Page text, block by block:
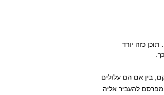
כזה יורד
בין אם הם עלולים
להעביר אליה